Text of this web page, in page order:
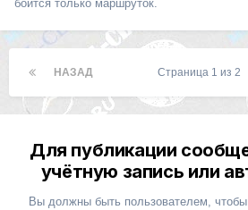
боится только маршруток.
НАЗАД Страница 1 из 2
Для публикации
учётную запись или
Вы должны быть пользователем, чтобы